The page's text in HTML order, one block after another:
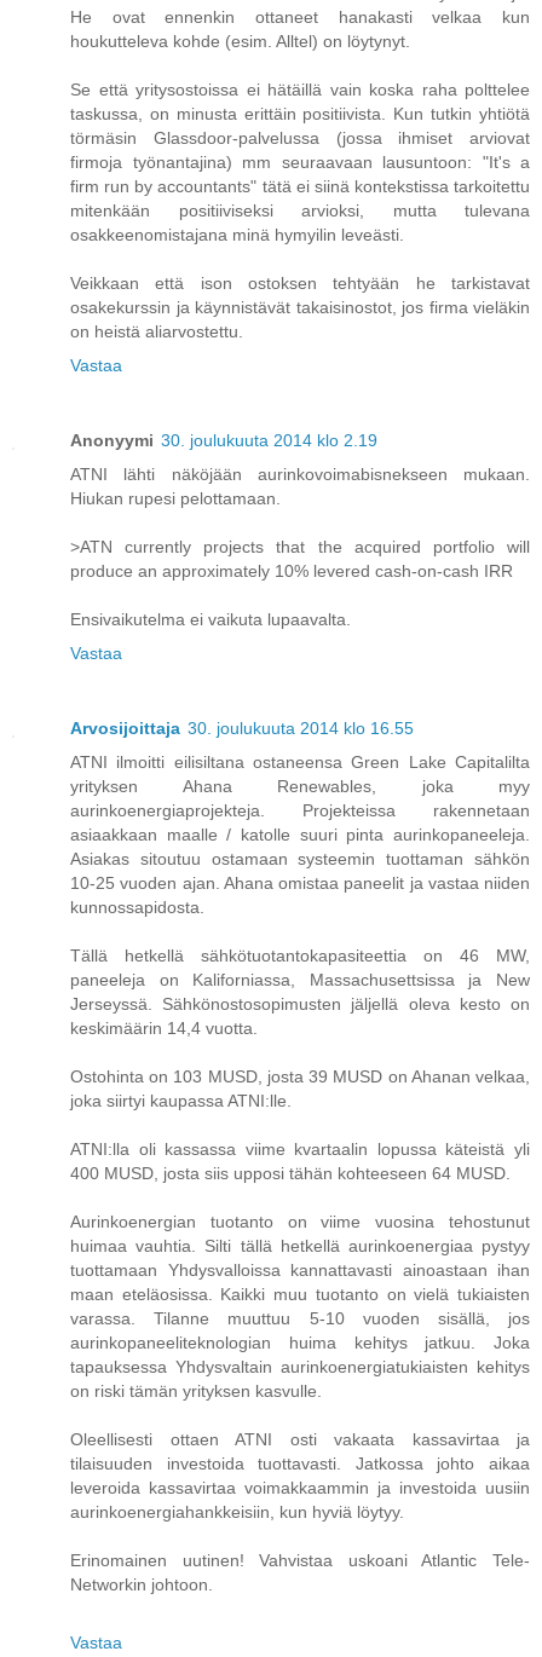
He ovat ennenkin ottaneet hanakasti velkaa kun
houkutteleva kohde (esim. Alltel) on löytynyt.
Se että yritysostoissa ei hätäillä vain koska raha polttelee
taskussa, on minusta erittäin positiivista. Kun tutkin yhtiötä
törmäsin Glassdoor-palvelussa (jossa ihmiset arviovat
firmoja työnantajina) mm seuraavaan lausuntoon: "It's a
firm run by accountants" tätä ei siinä kontekstissa tarkoitettu
mitenkään positiiviseksi arvioksi, mutta tulevana
osakkeenomistajana minä hymyilin leveästi.
Veikkaan että ison ostoksen tehtyään he tarkistavat
osakekurssin ja käynnistävät takaisinostot, jos firma vieläkin
on heistä aliarvostettu.
Vastaa
Anonyymi 30. joulukuuta 2014 klo 2.19
ATNI lähti näköjään aurinkovoimabisnekseen mukaan.
Hiukan rupesi pelottamaan.
>ATN currently projects that the acquired portfolio will
produce an approximately 10% levered cash-on-cash IRR
Ensivaikutelma ei vaikuta lupaavalta.
Vastaa
Arvosijoittaja 30. joulukuuta 2014 klo 16.55
ATNI ilmoitti eilisiltana ostaneensa Green Lake Capitalilta
yrityksen Ahana Renewables, joka myy
aurinkoenergiaprojekteja. Projekteissa rakennetaan
asiaakkaan maalle / katolle suuri pinta aurinkopaneeleja.
Asiakas sitoutuu ostamaan systeemin tuottaman sähkön
10-25 vuoden ajan. Ahana omistaa paneelit ja vastaa niiden
kunnossapidosta.
Tällä hetkellä sähkötuotantokapasiteettia on 46 MW,
paneeleja on Kaliforniassa, Massachusettsissa ja New
Jerseyssä. Sähkönostosopimusten jäljellä oleva kesto on
keskimäärin 14,4 vuotta.
Ostohinta on 103 MUSD, josta 39 MUSD on Ahanan velkaa,
joka siirtyi kaupassa ATNI:lle.
ATNI:lla oli kassassa viime kvartaalin lopussa käteistä yli
400 MUSD, josta siis upposi tähän kohteeseen 64 MUSD.
Aurinkoenergian tuotanto on viime vuosina tehostunut
huimaa vauhtia. Silti tällä hetkellä aurinkoenergiaa pystyy
tuottamaan Yhdysvalloissa kannattavasti ainoastaan ihan
maan eteläosissa. Kaikki muu tuotanto on vielä tukiaisten
varassa. Tilanne muuttuu 5-10 vuoden sisällä, jos
aurinkopaneeliteknologian huima kehitys jatkuu. Joka
tapauksessa Yhdysvaltain aurinkoenergiatukiaisten kehitys
on riski tämän yrityksen kasvulle.
Oleellisesti ottaen ATNI osti vakaata kassavirtaa ja
tilaisuuden investoida tuottavasti. Jatkossa johto aikaa
leveroida kassavirtaa voimakkaammin ja investoida uusiin
aurinkoenergiahankkeisiin, kun hyviä löytyy.
Erinomainen uutinen! Vahvistaa uskoani Atlantic Tele-
Networkin johtoon.
Vastaa